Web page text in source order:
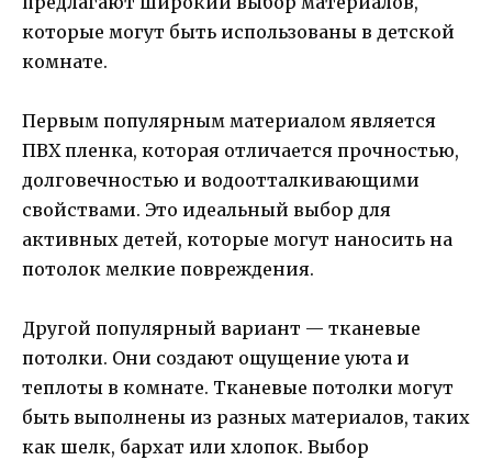
которые могут быть использованы в детской
комнате.
Первым популярным материалом является
ПВХ пленка, которая отличается прочностью,
долговечностью и водоотталкивающими
свойствами. Это идеальный выбор для
активных детей, которые могут наносить на
потолок мелкие повреждения.
Другой популярный вариант — тканевые
потолки. Они создают ощущение уюта и
теплоты в комнате. Тканевые потолки могут
быть выполнены из разных материалов, таких
как шелк, бархат или хлопок. Выбор